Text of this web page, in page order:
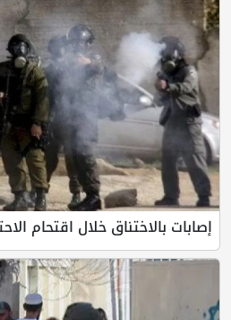
خلال اقتحام الاحتلال قر...